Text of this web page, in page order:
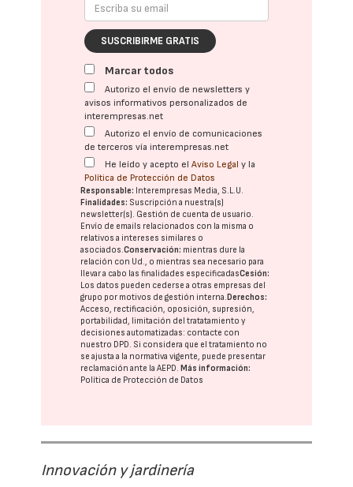
SUSCRIBIRME GRATIS
Marcar todos
Autorizo el envío de newsletters y
avisos informativos personalizados de
interempresas.net
Autorizo el envío de comunicaciones
de terceros vía interempresas.net
He leído y acepto elAviso Legal y la
Política de Protección de Datos
Responsable: Interempresas Media, S.L.U.
Finalidades: Suscripción a nuestra(s)
newsletter(s). Gestión de cuenta de usuario.
Envío de emails relacionados con la misma o
relativos a intereses similares o
asociados.Conservación: mientras dure la
relación con Ud., o mientras sea necesario para
llevar a cabo las finalidades especificadasCesión:
Los datos pueden cederse a otras empresas del
grupo por motivos de gestión interna. Derechos:
Acceso, rectificación, oposición, supresión,
portabilidad, limitación del tratatamiento y
decisiones automatizadas: contacte con
nuestro DPD. Si considera que el tratamiento no
se ajusta a la normativa vigente, puede presentar
reclamación ante laAEPD. Más información:
Política de Protección de Datos
Innovación y jardinería